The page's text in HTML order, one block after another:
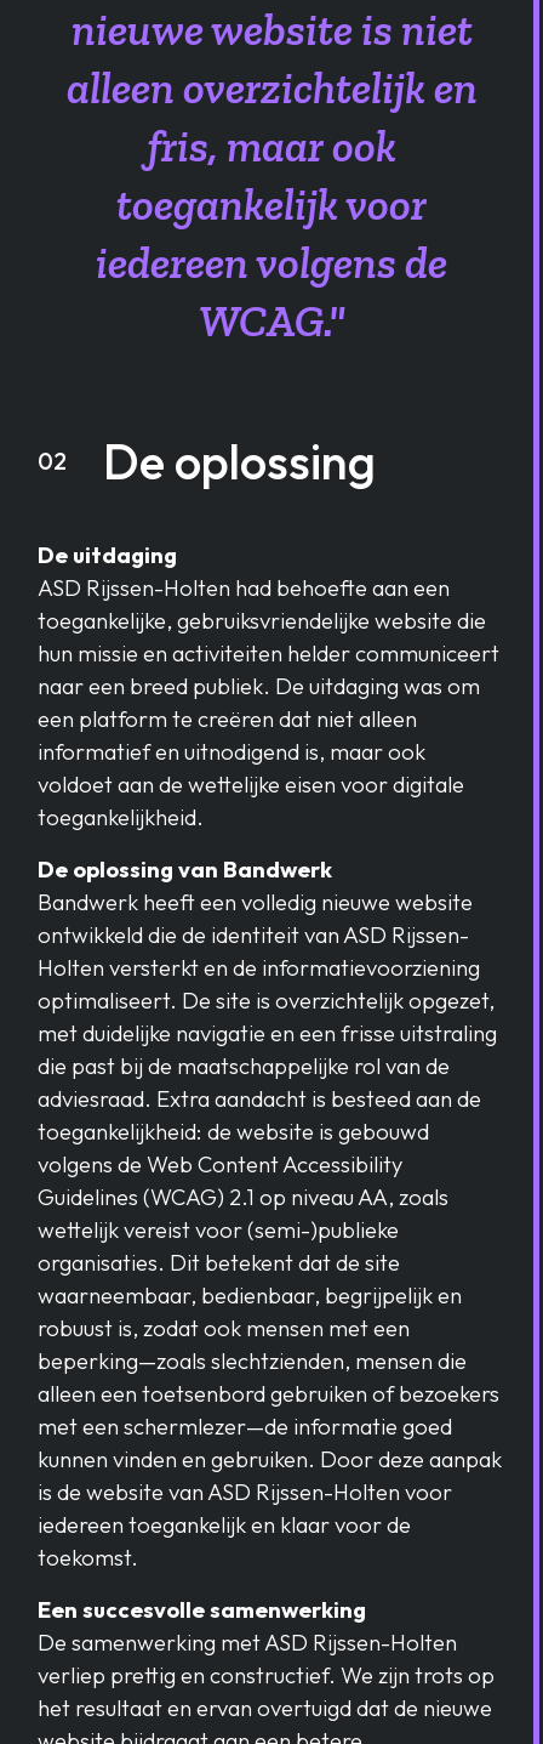
nieuwe website is niet
alleen overzichtelijk en
fris, maar ook
toegankelijk voor
iedereen volgens de
WCAG."
02 De oplossing
De uitdaging
ASD Rijssen-Holten had behoefte aan een
toegankelijke, gebruiksvriendelijke website die
hun missie en activiteiten helder communiceert
naar een breed publiek. De uitdaging was om
een platform te creëren dat niet alleen
informatief en uitnodigend is, maar ook
voldoet aan de wettelijke eisen voor digitale
toegankelijkheid.
De oplossing van Bandwerk
Bandwerk heeft een volledig nieuwe website
ontwikkeld die de identiteit van ASD Rijssen-
Holten versterkt en de informatievoorziening
optimaliseert. De site is overzichtelijk opgezet,
met duidelijke navigatie en een frisse uitstraling
die past bij de maatschappelijke rol van de
adviesraad. Extra aandacht is besteed aan de
toegankelijkheid: de website is gebouwd
volgens de Web Content Accessibility
Guidelines (WCAG) 2.1 op niveau AA, zoals
wettelijk vereist voor (semi-)publieke
organisaties. Dit betekent dat de site
waarneembaar, bedienbaar, begrijpelijk en
robuust is, zodat ook mensen met een
beperking—zoals slechtzienden, mensen die
alleen een toetsenbord gebruiken of bezoekers
met een schermlezer—de informatie goed
kunnen vinden en gebruiken. Door deze aanpak
is de website van ASD Rijssen-Holten voor
iedereen toegankelijk en klaar voor de
toekomst.
Een succesvolle samenwerking
De samenwerking met ASD Rijssen-Holten
verliep prettig en constructief. We zijn trots op
het resultaat en ervan overtuigd dat de nieuwe